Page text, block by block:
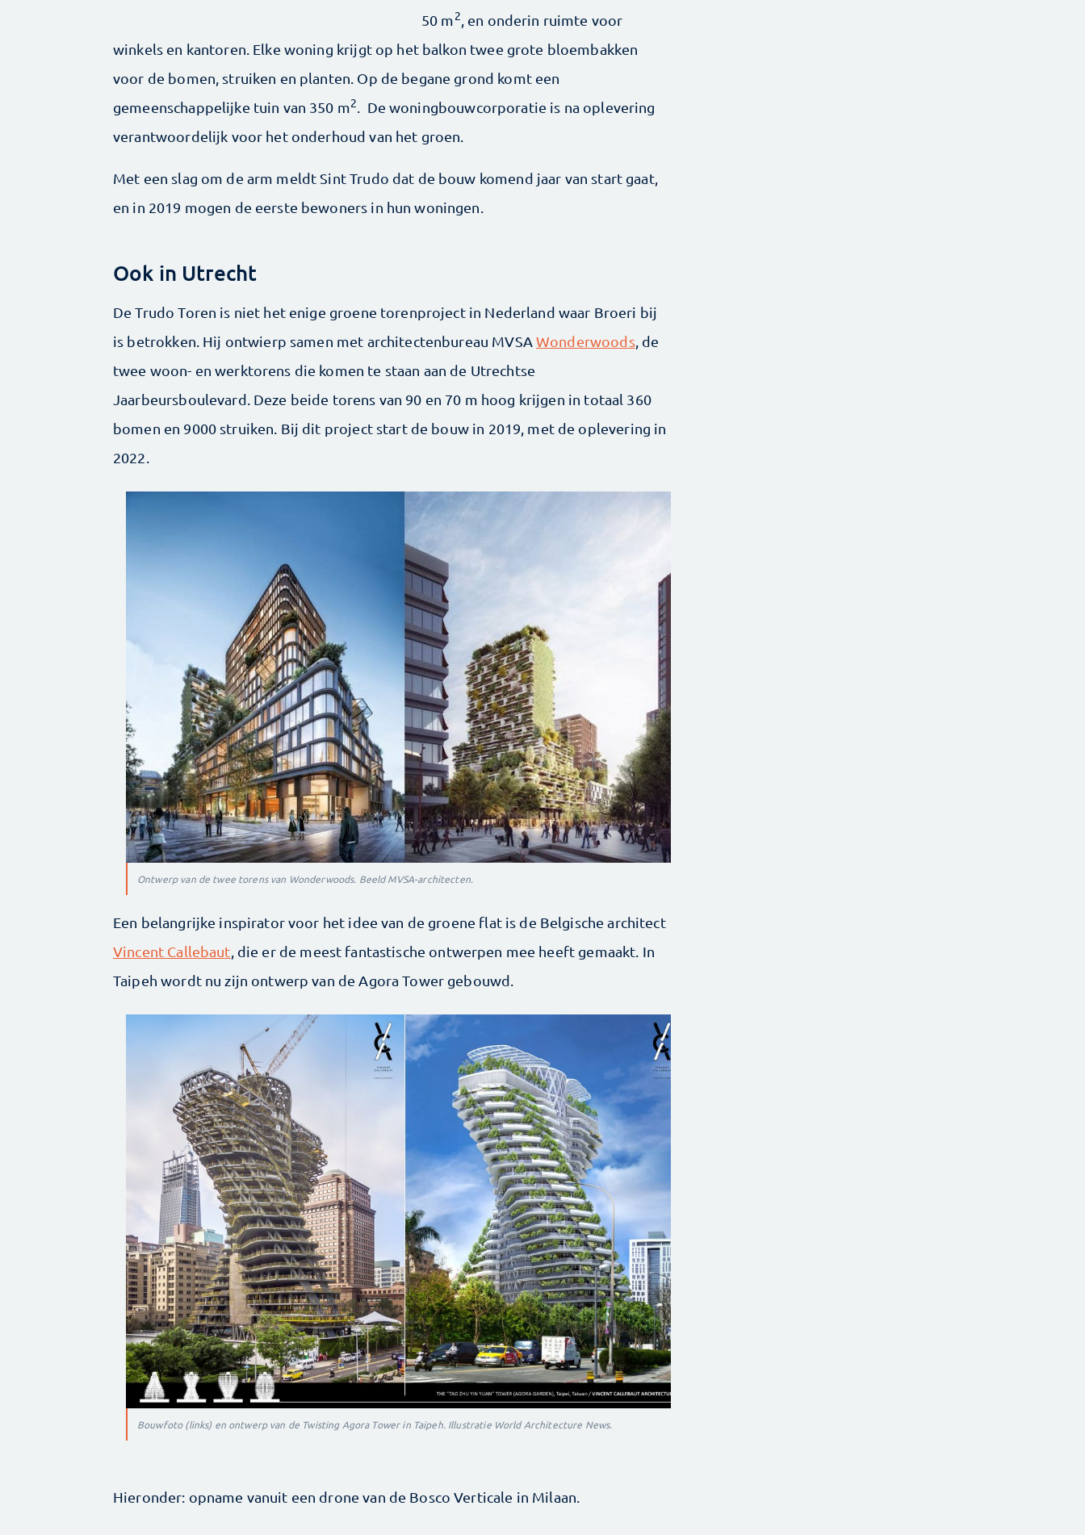
50 m2 , en onderin ruimte voor
winkels en kantoren. Elke woning krijgt op het balkon twee grote bloembakken
voor de bomen, struiken en planten. Op de begane grond komt een
gemeenschappelijke tuin van 350 m2
. De woningbouwcorporatie is na oplevering
verantwoordelijk voor het onderhoud van het groen.
Met een slag om de arm meldt Sint Trudo dat de bouw komend jaar van start gaat,
en in 2019 mogen de eerste bewoners in hun woningen.
Ook in Utrecht
De Trudo Toren is niet het enige groene torenproject in Nederland waar Broeri bij
is betrokken. Hij ontwierp samen met architectenbureau MVSA Wonderwoods, de
twee woon- en werktorens die komen te staan aan de Utrechtse
Jaarbeursboulevard. Deze beide torens van 90 en 70 m hoog krijgen in totaal 360
bomen en 9000 struiken. Bij dit project start de bouw in 2019, met de oplevering in
2022.
Ontwerp van de twee torens van Wonderwoods. Beeld MVSA-architecten.
Een belangrijke inspirator voor het idee van de groene flat is de Belgische architect
Vincent Callebaut , die er de meest fantastische ontwerpen mee heeft gemaakt. In
Taipeh wordt nu zijn ontwerp van de Agora Tower gebouwd.
Bouwfoto (links) en ontwerp van de Twisting Agora Tower in Taipeh. Illustratie World Architecture News.
Hieronder: opname vanuit een drone van de Bosco Verticale in Milaan.